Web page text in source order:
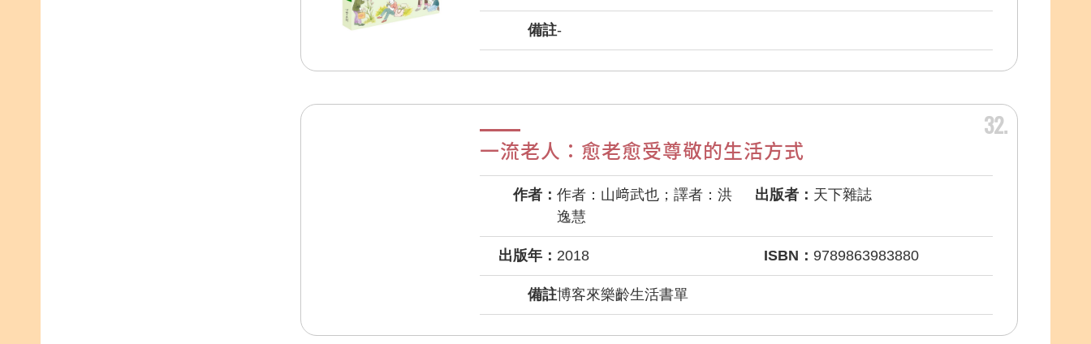
備註-
32
一流老人：愈老愈受尊敬的生活方式
作者： 作者：山﨑武也；譯者：洪
逸慧
出版者： 天下雜誌
出版年： 2018 ISBN： 9789863983880
備註博客來樂齡生活書單